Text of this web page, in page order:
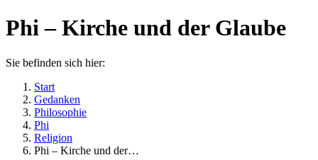
Phi – Kirche und der Glaube
Sie befinden sich hier:
Start
Gedanken
Philosophie
Phi
Religion
Phi – Kirche und der…